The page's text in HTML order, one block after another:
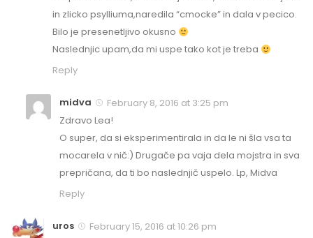
in zlicko psylliuma,naredila “cmocke” in dala v pecico.
Bilo je presenetljivo okusno
Naslednjic upam,da mi uspe tako kot je treba
Reply
midva
February 8, 2016 at 3:25 pm
Zdravo Lea!
O super, da si eksperimentirala in da le ni šla vsa ta
mocarela v nič:) Drugače pa vaja dela mojstra in sva
prepričana, da ti bo naslednjič uspelo. Lp, Midva
Reply
uros
February 15, 2016 at 10:26 pm